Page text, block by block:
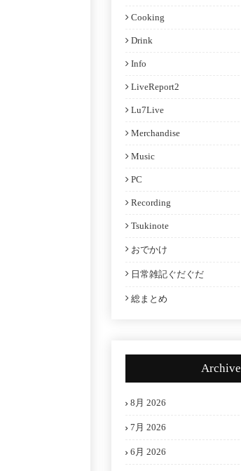
Cooking
Drink
Info
LiveReport2
Lu7Live
Merchandise
Music
PC
Recording
Tsukinote
おでかけ
日常雑記ぐだぐだ
総まとめ
Archive
8月 2026
7月 2026
6月 2026